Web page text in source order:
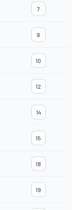
7
9
10
12
14
15
18
19